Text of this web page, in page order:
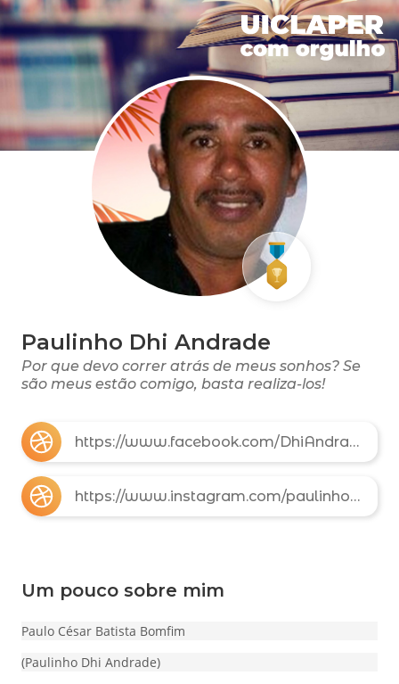
Paulinho Dhi Andrade
Por que devo correr atrás de meus sonhos? Se
são meus estão comigo, basta realiza-los!
https://www.facebook.com/DhiAndradePaulinho/
https://www.instagram.com/paulinhodhiandrade/
Um pouco sobre mim
Paulo César Batista Bomfim
(Paulinho Dhi Andrade)